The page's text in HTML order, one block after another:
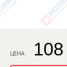
ЦЕНА